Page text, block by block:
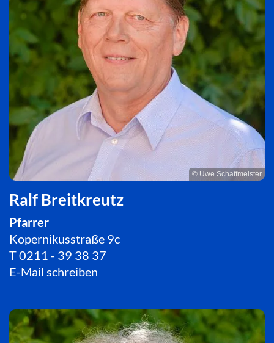
© Uwe Schaffmeister
Ralf Breitkreutz
Pfarrer
Kopernikusstraße 9c
T0211 - 39 38 37
E-Mail schreiben